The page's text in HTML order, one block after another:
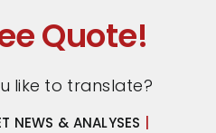
Quote!
like to translate?
NEWS & ANALYSES